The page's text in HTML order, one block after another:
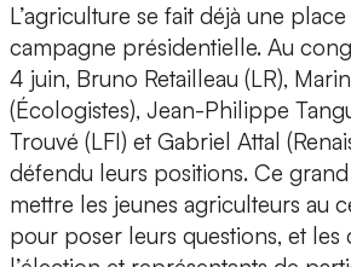
L’agriculture se fait déjà une
campagne présidentielle. Au
4 juin, Bruno Retailleau (LR),
(Écologistes), Jean-Philippe
Trouvé (LFI) et Gabriel Attal
défendu leurs positions. Ce grand
mettre les jeunes agriculteurs au
pour poser leurs questions, et les